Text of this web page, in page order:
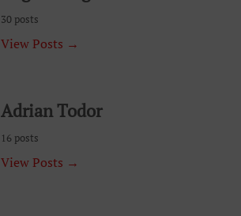
30 posts
View Posts →
Adrian Todor
16 posts
View Posts →